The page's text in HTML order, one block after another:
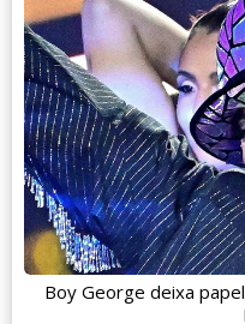
Boy George deixa